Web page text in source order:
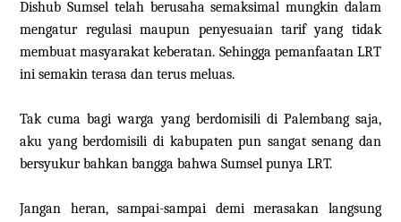
Dishub Sumsel telah berusaha semaksimal mungkin dalam
mengatur regulasi maupun penyesuaian tarif yang tidak
membuat masyarakat keberatan. Sehingga pemanfaatan LRT
ini semakin terasa dan terus meluas.
Tak cuma bagi warga yang berdomisili di Palembang saja,
aku yang berdomisili di kabupaten pun sangat senang dan
bersyukur bahkan bangga bahwa Sumsel punya LRT.
Jangan heran, sampai-sampai demi merasakan langsung